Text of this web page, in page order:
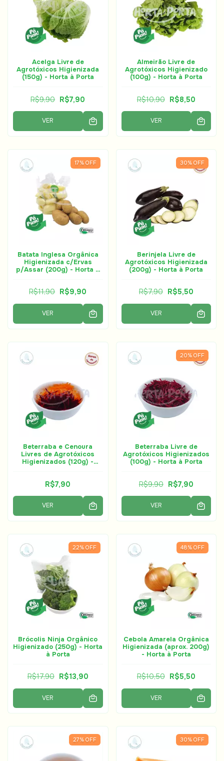
Acelga Livre de
Agrotóxicos Higienizada
(150g) - Horta à Porta
R$9,90 R$7,90
VER
Almeirão Livre de
Agrotóxicos Higienizado
(100g) - Horta à Porta
R$10,90 R$8,50
VER
17% OFF
Batata Inglesa Orgânica
Higienizada c/Ervas
p/Assar (200g) - Horta à
R$11,90 R$9,90
VER
30% OFF
Berinjela Livre de
Agrotóxicos Higienizada
(200g) - Horta à Porta
R$7,90 R$5,50
VER
Beterraba e Cenoura
Livres de Agrotóxicos
Higienizados (120g) -
R$7,90
VER
20% OFF
Beterraba Livre de
Agrotóxicos Higienizados
(100g) - Horta à Porta
R$9,90 R$7,90
VER
22% OFF
Brócolis Ninja Orgânico
Higienizado (250g) - Horta
à Porta
R$17,90 R$13,90
VER
48% OFF
Cebola Amarela Orgânica
Higienizada (aprox. 200g)
- Horta à Porta
R$10,50 R$5,50
VER
27% OFF 30% OFF